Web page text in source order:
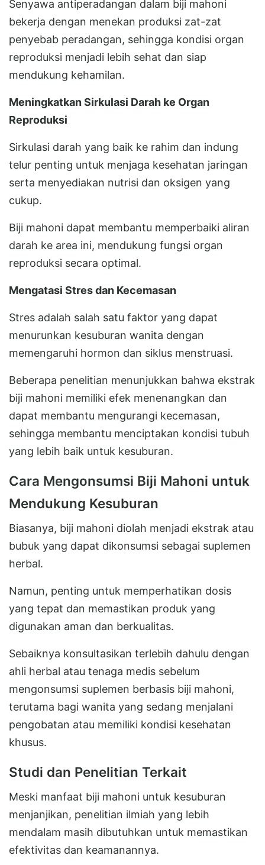
Senyawa antiperadangan dalam biji mahoni
bekerja dengan menekan produksi zat-zat
penyebab peradangan, sehingga kondisi organ
reproduksi menjadi lebih sehat dan siap
mendukung kehamilan.
Meningkatkan Sirkulasi Darah ke Organ
Reproduksi
Sirkulasi darah yang baik ke rahim dan indung
telur penting untuk menjaga kesehatan jaringan
serta menyediakan nutrisi dan oksigen yang
cukup.
Biji mahoni dapat membantu memperbaiki aliran
darah ke area ini, mendukung fungsi organ
reproduksi secara optimal.
Mengatasi Stres dan Kecemasan
Stres adalah salah satu faktor yang dapat
menurunkan kesuburan wanita dengan
memengaruhi hormon dan siklus menstruasi.
Beberapa penelitian menunjukkan bahwa ekstrak
biji mahoni memiliki efek menenangkan dan
dapat membantu mengurangi kecemasan,
sehingga membantu menciptakan kondisi tubuh
yang lebih baik untuk kesuburan.
Cara Mengonsumsi Biji Mahoni untuk
Mendukung Kesuburan
Biasanya, biji mahoni diolah menjadi ekstrak atau
bubuk yang dapat dikonsumsi sebagai suplemen
herbal.
Namun, penting untuk memperhatikan dosis
yang tepat dan memastikan produk yang
digunakan aman dan berkualitas.
Sebaiknya konsultasikan terlebih dahulu dengan
ahli herbal atau tenaga medis sebelum
mengonsumsi suplemen berbasis biji mahoni,
terutama bagi wanita yang sedang menjalani
pengobatan atau memiliki kondisi kesehatan
khusus.
Studi dan Penelitian Terkait
Meski manfaat biji mahoni untuk kesuburan
menjanjikan, penelitian ilmiah yang lebih
mendalam masih dibutuhkan untuk memastikan
efektivitas dan keamanannya.